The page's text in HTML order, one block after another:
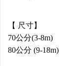
【 尺寸】
70公分(3-8m)
80公分 (9-18m)